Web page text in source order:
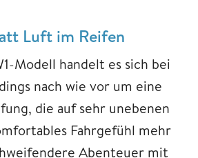
Luft im Reifen
Modell handelt es sich bei
nach wie vor um eine
die auf sehr unebenen
Fahrgefühl mehr
Abenteuer mit